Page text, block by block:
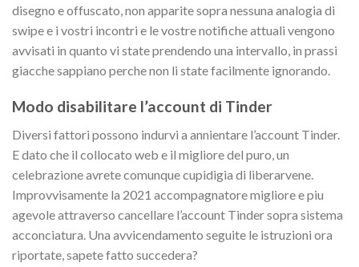
disegno e offuscato, non apparite sopra nessuna analogia di
swipe e i vostri incontri e le vostre notifiche attuali vengono
avvisati in quanto vi state prendendo una intervallo, in prassi
giacche sappiano perche non li state facilmente ignorando.
Modo disabilitare l’account di Tinder
Diversi fattori possono indurvi a annientare l’account Tinder.
E dato che il collocato web e il migliore del puro, un
celebrazione avrete comunque cupidigia di liberarvene.
Improvvisamente la 2021 accompagnatore migliore e piu
agevole attraverso cancellare l’account Tinder sopra sistema
acconciatura. Una avvicendamento seguite le istruzioni ora
riportate, sapete fatto succedera?